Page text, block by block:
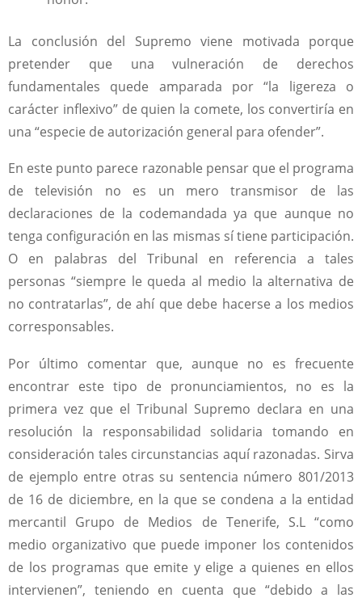
La conclusión del Supremo viene motivada porque
pretender que una vulneración de derechos
fundamentales quede amparada por “la ligereza o
carácter inflexivo” de quien la comete, los convertiría en
una “especie de autorización general para ofender”.
En este punto parece razonable pensar que el programa
de televisión no es un mero transmisor de las
declaraciones de la codemandada ya que aunque no
tenga configuración en las mismas sí tiene participación.
O en palabras del Tribunal en referencia a tales
personas “siempre le queda al medio la alternativa de
no contratarlas”, de ahí que debe hacerse a los medios
corresponsables.
Por último comentar que, aunque no es frecuente
encontrar este tipo de pronunciamientos, no es la
primera vez que el Tribunal Supremo declara en una
resolución la responsabilidad solidaria tomando en
consideración tales circunstancias aquí razonadas. Sirva
de ejemplo entre otras su sentencia número 801/2013
de 16 de diciembre, en la que se condena a la entidad
mercantil Grupo de Medios de Tenerife, S.L “como
medio organizativo que puede imponer los contenidos
de los programas que emite y elige a quienes en ellos
intervienen”, teniendo en cuenta que “debido a las